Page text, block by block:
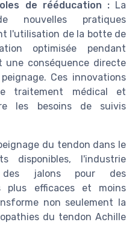
de rééducation : La
nouvelles pratiques
l'utilisation de la botte de
optimisée pendant
une conséquence directe
Ces innovations
traitement médical et
les besoins de suivis
du tendon dans le
disponibles, l'industrie
des jalons pour des
plus efficaces et moins
non seulement la
du tendon Achille